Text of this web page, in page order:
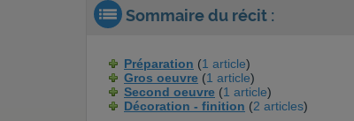
Sommaire du récit :
Préparation (1 article)
Gros oeuvre (1 article)
Second oeuvre (1 article)
Décoration - finition (2 articles)